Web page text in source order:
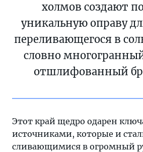
холмов создают
уникальную оправу
переливающегося в
словно
отшлифованный
Этот край щедро одарен
источниками, которые и
сливающимися в огромный